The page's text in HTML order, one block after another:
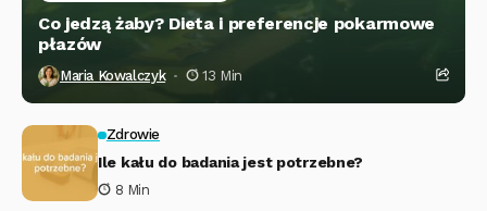
Co jedzą żaby? Dieta i preferencje pokarmowe
płazów
Maria Kowalczyk 13 Min
Zdrowie
Ile kału do badania jest potrzebne?
8 Min